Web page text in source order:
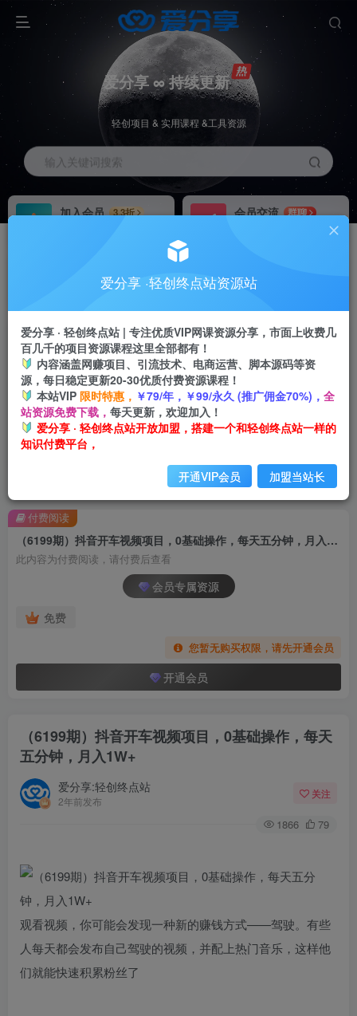
爱分享 ∞ 持续更新
轻创项目 & 实用课程 &工具资源
输入关键词搜索
加入会员
3.3折
会员交流
群聊
推广返佣高达70%
24小时自动赚钱
加入会员享受权益福利
（6199期）抖音开车视频项目，0基础操作，每天五分钟，月入1W+
此内容为付费阅读，请付费后查看
会员专属资源
免费
您暂无购买权限，请先开通会员
开通会员
付费阅读
（6199期）抖音开车视频项目，0基础操作，每天
五分钟，月入1W+
爱分享:轻创终点站
2年前发布
关注
1866 79
观看视频，你可能会发现一种新的赚钱方式——驾驶。有些
人每天都会发布自己驾驶的视频，并配上热门音乐，这样他
们就能快速积累粉丝了
爱分享 ·轻创终点站资源站
爱分享 · 轻创终点站 | 专注优质VIP网课资源分享，市面上收费几
百几千的项目资源课程这里全部都有！
内容涵盖网赚项目、引流技术、电商运营、脚本源码等资
源，每日稳定更新20-30优质付费资源课程！
本站VIP 限时特惠， ￥79/年，￥99/永久 (推广佣金70%)， 全
站资源免费下载， 每天更新，欢迎加入！
爱分享 · 轻创终点站开放加盟，搭建一个和轻创终点站一样的
知识付费平台，
开通VIP会员 加盟当站长